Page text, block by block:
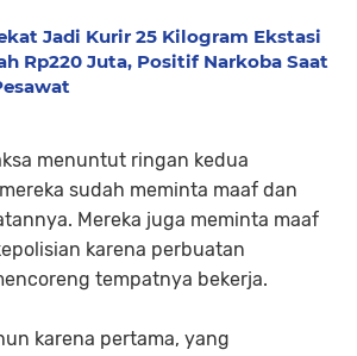
Jadi Kurir 25 Kilogram Ekstasi
Rp220 Juta, Positif Narkoba Saat
menuntut ringan kedua
sudah meminta maaf dan
Mereka juga meminta maaf
karena perbuatan
tempatnya bekerja.
karena pertama, yang